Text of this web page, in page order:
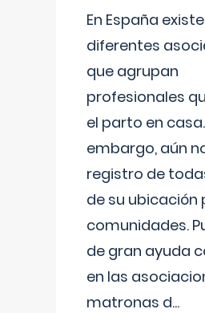
En España
diferentes
que agrupan
profesionales
el parto en
embargo, aún
registro de
de su ubicación
comunidades.
de gran ayuda
en las
matronas d...